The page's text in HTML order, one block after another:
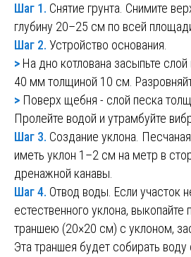
Шаг 1. Снятие грунта. Снимите
глубину 20–25 см по всей
Шаг 2. Устройство основания.
> На дно котлована засыпьте
40 мм толщиной 10 см.
> Поверх щебня - слой песка
Пролейте водой и утрамбуйте
Шаг 3. Создание уклона.
иметь уклон 1–2 см на метр в
дренажной канавы.
Шаг 4. Отвод воды. Если участок
естественного уклона,
траншею (20×20 см) с уклоном,
Эта траншея будет собирать